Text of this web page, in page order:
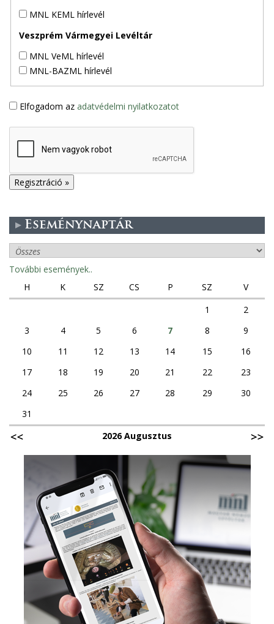
MNL KEML hírlevél
Veszprém Vármegyei Levéltár
MNL VeML hírlevél
MNL-BAZML hírlevél
Elfogadom az adatvédelmi nyilatkozatot
Eseménynaptár
További események..
H
K SZ CS P SZ
V
1
2
3
4 5 6 7 8
9
10
11 12 13 14 15
16
17
18 19 20 21 22
23
24
25 26 27 28 29
30
31
2026 Augusztus